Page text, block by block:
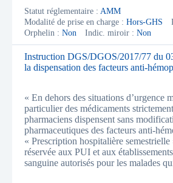
Statut réglementaire : AMM
Modalité de prise en charge : Hors-GHS
Orphelin : Non Indic. miroir : Non
Instruction DGS/DGOS/2017/77 du
la dispensation des facteurs anti-
« En dehors des situations d’urgence
particulier des médicaments
pharmaciens dispensent sans
pharmaceutiques des facteurs anti-
« Prescription hospitalière
réservée aux PUI et aux
sanguine autorisés pour les malades